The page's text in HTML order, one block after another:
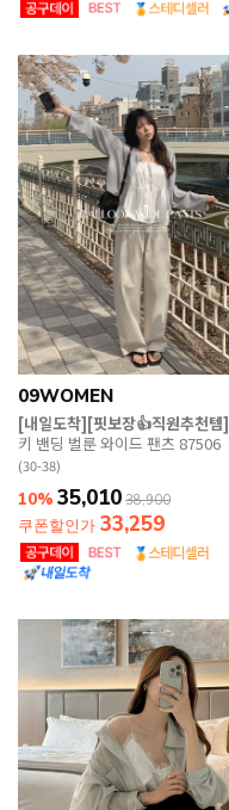
09WOMEN
[내일도착][핏보장👍직원추천템]
키 밴딩 벌룬 와이드 팬츠 87506
(30-38)
10% 35,010 38,900
쿠폰할인가 33,259